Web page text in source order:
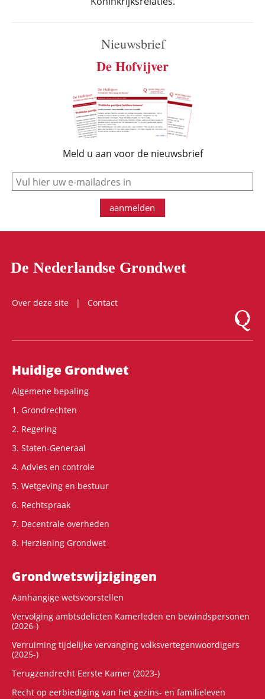
Nieuwsbrief
De Hofvijver
Meld u aan voor de nieuwsbrief
e-mail
aanmelden
De Nederlandse Grondwet
Over deze site
Contact
Logo
Hoofdnavigatie
Huidige Grondwet
Algemene bepaling
1. Grondrechten
2. Regering
3. Staten-Generaal
4. Advies en controle
5. Wetgeving en bestuur
6. Rechtspraak
7. Decentrale overheden
8. Herziening Grondwet
Grondwets­wijzigingen
Aanhangige wetsvoorstellen
Vervolging ambtsdelicten Kamerleden en bewindspersonen
(2026-)
Verruiming tijdelijke vervanging volksvertegenwoordigers
(2025-)
Terugzendrecht Eerste Kamer (2023-)
Recht op eerbiediging van het gezins- en familieleven